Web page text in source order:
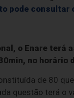
pode consultar
o Enare terá
no horário
de 80
questão terá o